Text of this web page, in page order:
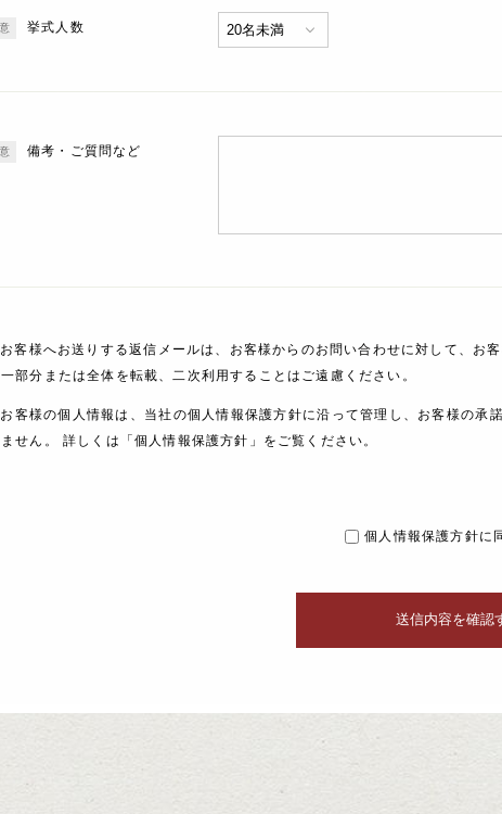
挙式人数
備考・ご質問など
お客様へお送りする返信メールは、お客様からのお問い合わせに対して、お
一部分または全体を転載、二次利用することはご遠慮ください。
お客様の個人情報は、当社の個人情報保護方針に沿って管理し、お客様の
ません。 詳しくは「個人情報保護方針」をご覧ください。
個人情報保護方針に